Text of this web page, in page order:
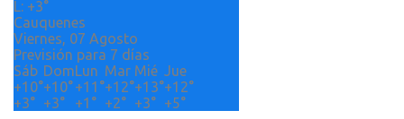
L: +3°
Cauquenes
Viernes, 07 Agosto
Previsión para 7 días
Sáb DomLun Mar Mié Jue
+10°+10°+11°+12°+13°+12°
+3° +3° +1° +2° +3° +5°